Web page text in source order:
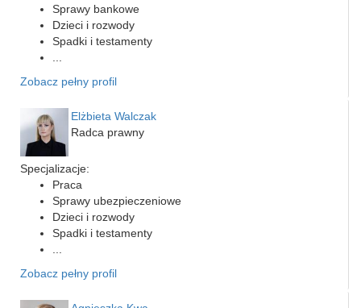
Sprawy bankowe
Dzieci i rozwody
Spadki i testamenty
Zobacz pełny profil
Elżbieta Walczak
Radca prawny
Specjalizacje:
Praca
Sprawy ubezpieczeniowe
Dzieci i rozwody
Spadki i testamenty
Zobacz pełny profil